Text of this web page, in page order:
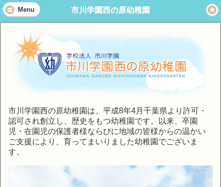
Menu 市川学園西の原幼稚園
市川学園西の原幼稚園は、平成8年4月千葉県より許可・
認可され創立し、歴史をもつ幼稚園です。以来、卒園
児・在園児の保護者様ならびに地域の皆様からの温かい
ご支援により、育ってまいりました幼稚園でございま
す。